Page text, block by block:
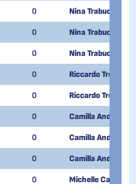
0 Nina Trabucchi
0 Nina Trabucchi
0 Nina Trabucchi
0 Riccardo Trovato
0 Riccardo Trovato
0 Camilla Andreola
0 Camilla Andreola
0 Camilla Andreola
0 Michelle